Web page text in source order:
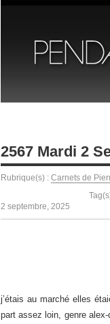
2567 Mardi 2
Rubrique(s) : Carnets de
2 septembre, 2025
j’étais au marché elles
part assez loin, genre